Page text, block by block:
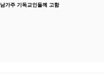
남가주 기독교인들께 고함